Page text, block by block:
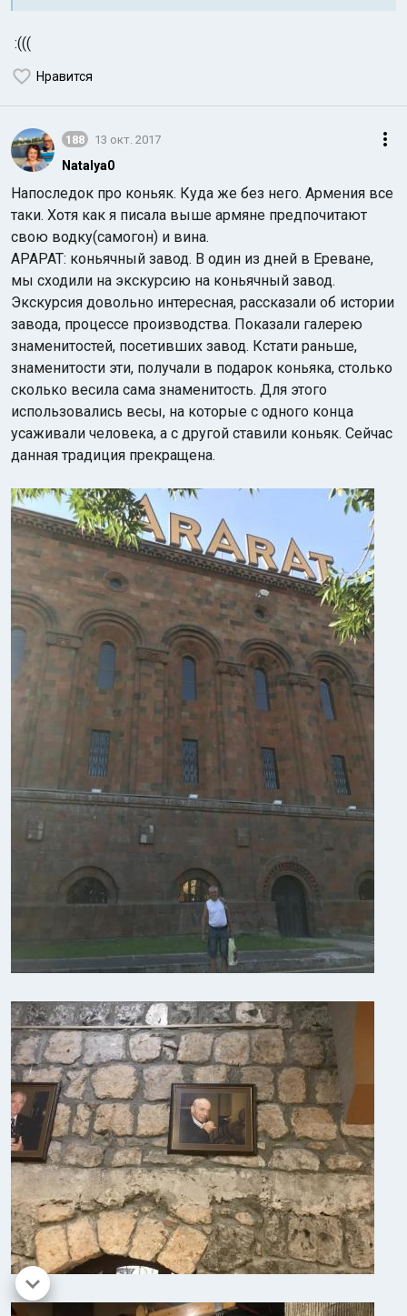
:(((
Нравится
188 13 окт. 2017
Natalya0
Напоследок про коньяк. Куда же без него. Армения все
таки. Хотя как я писала выше армяне предпочитают
свою водку(самогон) и вина.
АРАРАТ: коньячный завод. В один из дней в Ереване,
мы сходили на экскурсию на коньячный завод.
Экскурсия довольно интересная, рассказали об истории
завода, процессе производства. Показали галерею
знаменитостей, посетивших завод. Кстати раньше,
знаменитости эти, получали в подарок коньяка, столько
сколько весила сама знаменитость. Для этого
использовались весы, на которые с одного конца
усаживали человека, а с другой ставили коньяк. Сейчас
данная традиция прекращена.